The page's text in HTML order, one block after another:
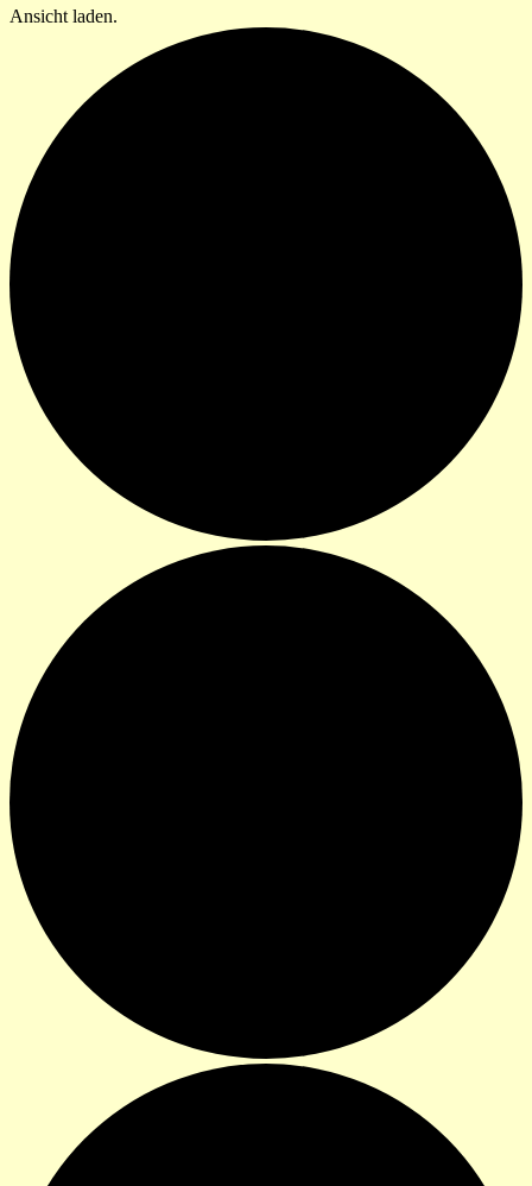
Ansicht laden.